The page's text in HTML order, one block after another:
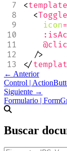
<template
<
icon=
/>
</
← Anterior
Control |
Siguiente →
Formulario |
Buscar